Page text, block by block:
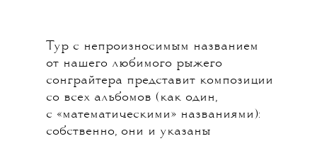
Тур с непроизносимым названием
от нашего любимого рыжего
сонграйтера представит композиции
со всех альбомов (как один,
с «математическими» названиями):
собственно, они и указаны